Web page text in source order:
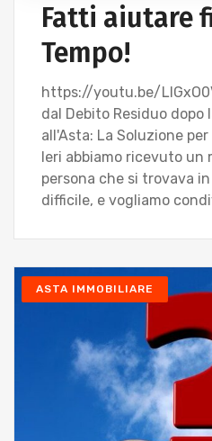
Fatti aiutare
Tempo!
https://youtu.be/
dal Debito Residuo dopo
all'Asta: La Soluzione
Ieri abbiamo ricevuto un
persona che si trovava
difficile, e vogliamo
ASTA IMMOBILIARE